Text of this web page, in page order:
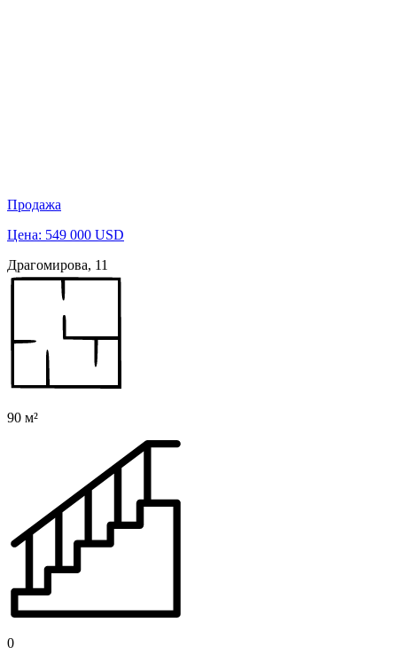
Продажа
Цена: 549 000 USD
Драгомирова, 11
90 м²
0